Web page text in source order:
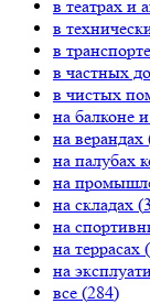
в театрах и
в
в
в частных
в чистых
на балконе
на верандах
на палубах
на
на складах (
на
на террасах (
на
все (284)